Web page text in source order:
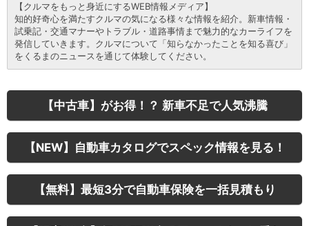
【クルマをもっと身近にするWEB情報メディア】
知的好奇心を満たすクルマの気になる様々な情報を紹介。新車情報・
試乗記・交通マナーやトラブル・道路事情まで魅力的なカーライフを
発信していきます。クルマについて「知らなかったことを知る喜び」
をくるまのニュースを通じて体験してください。
【中古車】がお得！？ 新車不足で人気沸騰
【NEW】自動車カタログでスペック情報を見る！
【無料】最短3分で自動車保険を一括見積もり